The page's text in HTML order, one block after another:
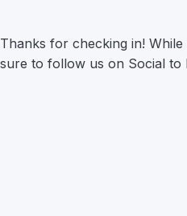
Thanks for checking in!
sure to follow us on Social to